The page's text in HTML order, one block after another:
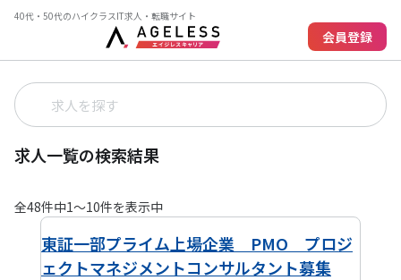
40代・50代のハイクラスIT求人・転職サイト
会員登録
求人一覧の検索結果
全48件中1〜10件を表示中
東証一部プライム上場企業 PMO プロジ
ェクトマネジメントコンサルタント募集